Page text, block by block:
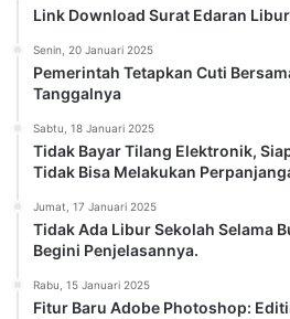
Link Download Surat Edaran
Senin, 20 Januari 2025
Pemerintah Tetapkan Cuti
Tanggalnya
Sabtu, 18 Januari 2025
Tidak Bayar Tilang Elektronik,
Tidak Bisa Melakukan
Jumat, 17 Januari 2025
Tidak Ada Libur Sekolah Selama
Begini Penjelasannya.
Rabu, 15 Januari 2025
Fitur Baru Adobe Photoshop: